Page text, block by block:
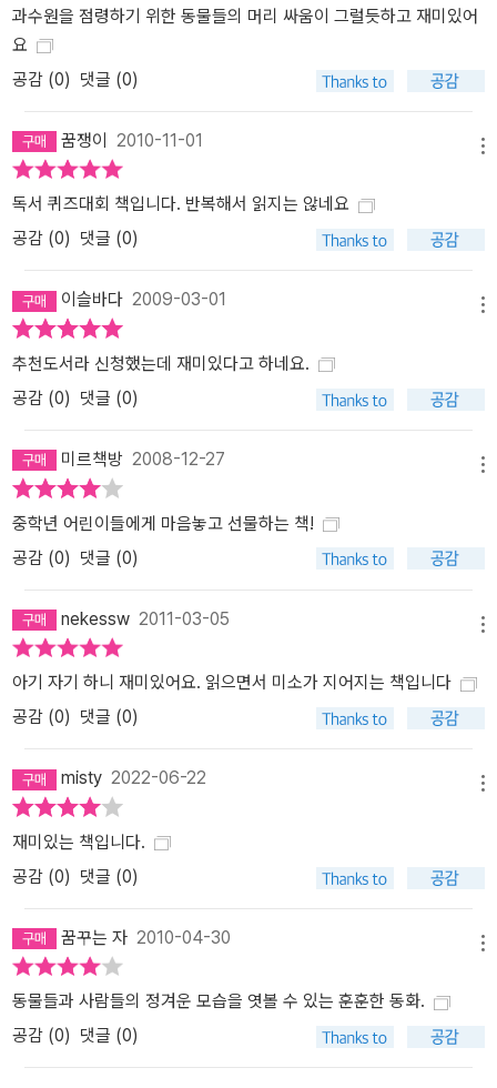
과수원을 점령하기 위한 동물들의 머리 싸움이 그럴듯하고 재미있어
요
공감 (0) 댓글 (0)
꿈쟁이 2010-11-01
독서 퀴즈대회 책입니다. 반복해서 읽지는 않네요
공감 (0) 댓글 (0)
이슬바다 2009-03-01
추천도서라 신청했는데 재미있다고 하네요.
공감 (0) 댓글 (0)
미르책방 2008-12-27
중학년 어린이들에게 마음놓고 선물하는 책!
공감 (0) 댓글 (0)
nekessw 2011-03-05
아기 자기 하니 재미있어요. 읽으면서 미소가 지어지는 책입니다
공감 (0) 댓글 (0)
misty 2022-06-22
재미있는 책입니다.
공감 (0) 댓글 (0)
꿈꾸는 자 2010-04-30
동물들과 사람들의 정겨운 모습을 엿볼 수 있는 훈훈한 동화.
공감 (0) 댓글 (0)